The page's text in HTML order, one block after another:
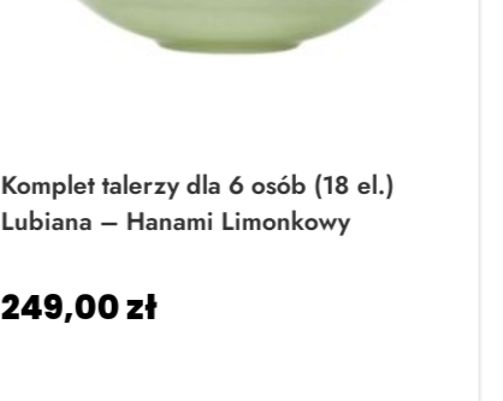
Komplet talerzy dla 6 osób (18 el.)
Lubiana – Hanami Limonkowy
249,00zł